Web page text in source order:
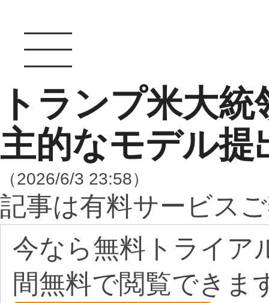
トランプ米大
主的なモデル提
（2026/6/3 23:58）
記事は有料サービス
今なら無料トライア
間無料で閲覧できま